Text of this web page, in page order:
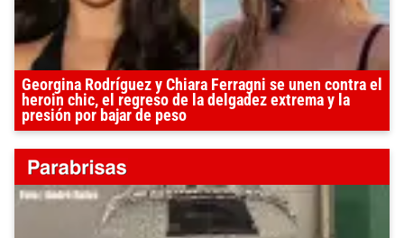
Georgina Rodríguez y Chiara Ferragni se unen contra el
heroin chic, el regreso de la delgadez extrema y la
presión por bajar de peso